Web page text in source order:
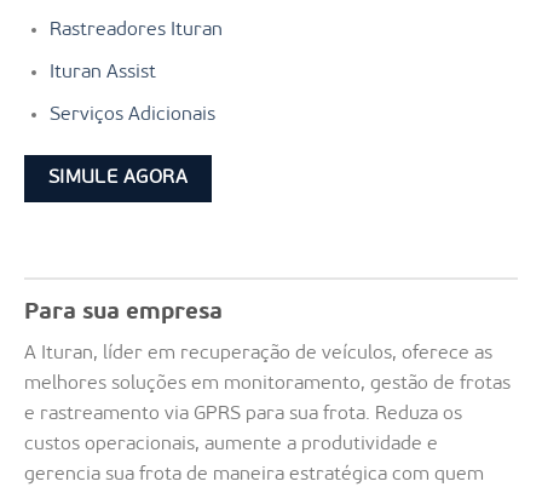
Rastreadores Ituran
Ituran Assist
Serviços Adicionais
SIMULE AGORA
Para sua empresa
A Ituran, líder em recuperação de veículos, oferece as
melhores soluções em monitoramento, gestão de frotas
e rastreamento via GPRS para sua frota. Reduza os
custos operacionais, aumente a produtividade e
gerencia sua frota de maneira estratégica com quem